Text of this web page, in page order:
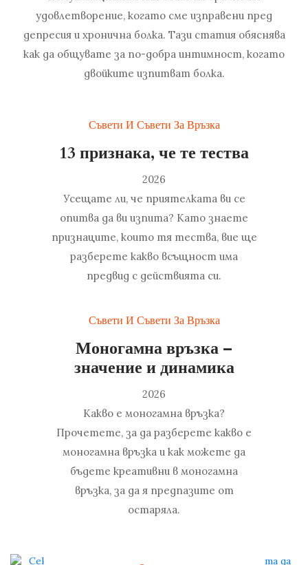
удовлетворение, когато сме изправени пред
депресия и хронична болка. Тази статия обяснява
как да общувате за по-добра интимност, когато
двойките изпитват болка.
Съвети И Съвети За Връзка
13 признака, че те тества
2026
Усещате ли, че приятелката ви се
опитва да ви изпита? Като знаете
признаците, които тя тества, вие ще
разберете какво всъщност има
предвид с действията си.
Съвети И Съвети За Връзка
Моногамна връзка –
значение и динамика
2026
Какво е моногамна връзка?
Прочетете, за да разберете какво е
моногамна връзка и как можете да
бъдете креативни в моногамна
връзка, за да я предпазите от
остаряла.